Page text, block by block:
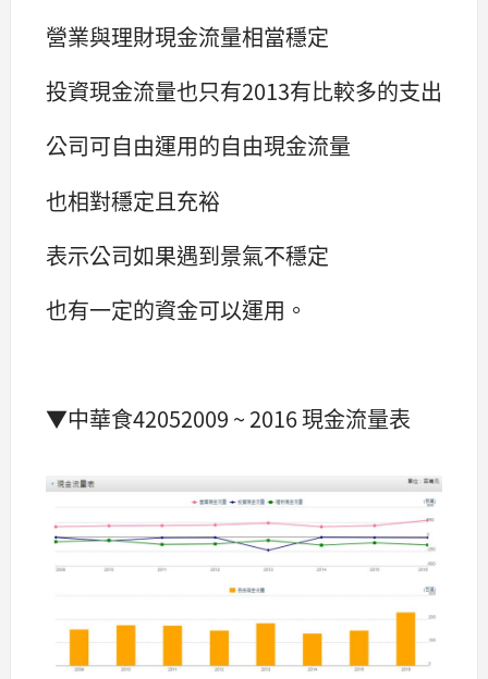
營業與理財現金流量相當穩定
投資現金流量也只有2013有比較多的支出
公司可自由運用的自由現金流量
也相對穩定且充裕
表示公司如果遇到景氣不穩定
也有一定的資金可以運用。
▼中華食42052009 ~ 2016 現金流量表